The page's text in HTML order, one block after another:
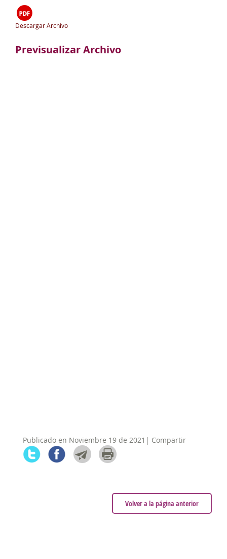
Descargar Archivo
Previsualizar Archivo
Publicado en Noviembre 19 de 2021| Compartir
Volver a la página anterior